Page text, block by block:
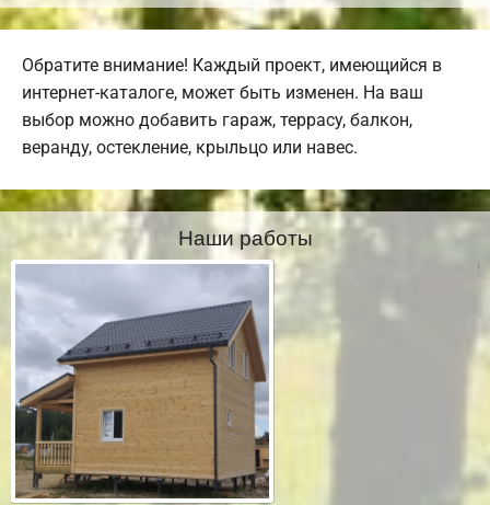
Обратите внимание! Каждый проект, имеющийся в
интернет-каталоге, может быть изменен. На ваш
выбор можно добавить гараж, террасу, балкон,
веранду, остекление, крыльцо или навес.
Наши работы